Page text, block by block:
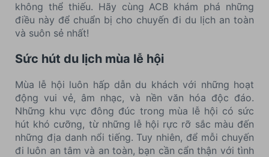
không thể thiếu. Hãy cùng ACB khám phá những
điều này để chuẩn bị cho chuyến đi du lịch an toàn
và suôn sẻ nhất!
Sức hút du lịch mùa lễ hội
Mùa lễ hội luôn hấp dẫn du khách với những hoạt
động vui vẻ, âm nhạc, và nền văn hóa độc đáo.
Những khu vực đông đúc trong mùa lễ hội có sức
hút khó cưỡng, từ những lễ hội rực rỡ sắc màu đến
những địa danh nổi tiếng. Tuy nhiên, để mỗi chuyến
đi luôn an tâm và an toàn, bạn cần cẩn thận với tình